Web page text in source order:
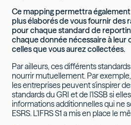
Ce mapping permettra
plus élaborés de vous fournir des
pour chaque standard de
chaque donnée nécessaire à
celles que vous aurez collectées.
Par ailleurs, ces différents
nourrir mutuellement. Par exemple,
les entreprises peuvent s'inspirer
standards du GRI et de l'ISSB si
informations additionnelles qui ne
ESRS. L'IFRS S1 a mis en place le